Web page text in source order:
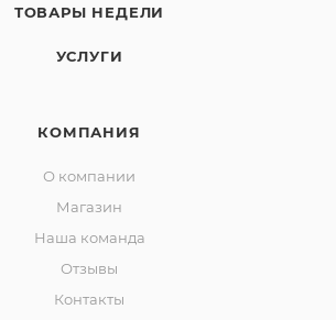
ТОВАРЫ НЕДЕЛИ
УСЛУГИ
КОМПАНИЯ
О компании
Магазин
Наша команда
Отзывы
Контакты